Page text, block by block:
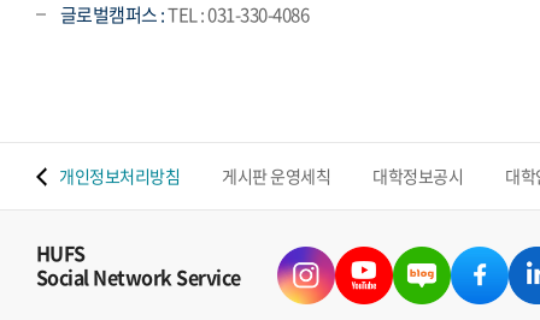
글로벌캠퍼스 :TEL : 031-330-4086
개인정보처리방침 게시판 운영세칙 대학정보공시 대
HUFS
Social Network Service